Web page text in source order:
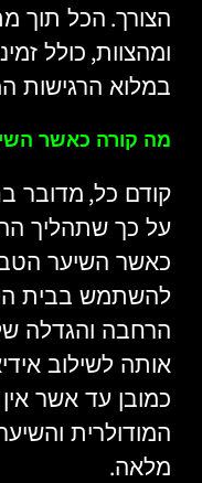
הצורך. הכל תוך
ומהצוות, כולל
במלוא הרגישות
מה קורה כאשר
קודם כל, מדובר
על כך שתהליך
כאשר השיער
להשתמש בבית
הרחבה והגדלה
אותה לשילוב
כמובן עד אשר
המודולרית
מלאה.